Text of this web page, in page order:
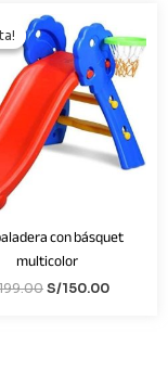
con básquet
multicolor
El
precio
original
era:
S/199.00.
S/150.00
precio
actual
es:
S/